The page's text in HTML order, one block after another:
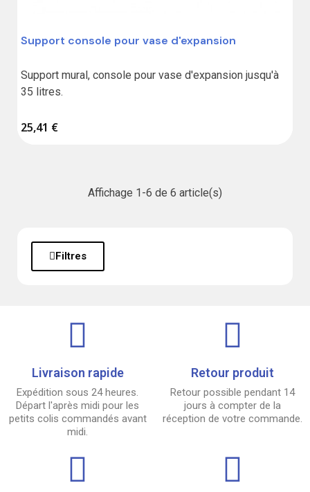
Filtres
Support console pour vase d'expansion
Support mural, console pour vase d'expansion jusqu'à
35 litres.
25,41 €
Affichage 1-6 de 6 article(s)
Livraison rapide
Expédition sous 24 heures.
Départ l'après midi pour les
petits colis commandés avant
midi.
Retour produit
Retour possible pendant 14
jours à compter de la
réception de votre commande.